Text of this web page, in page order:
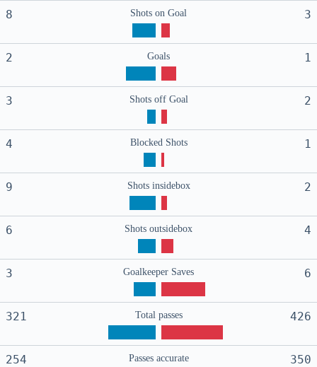
8 Shots on Goal 3
2 Goals 1
3 Shots off Goal 2
4 Blocked Shots 1
9 Shots insidebox 2
6 Shots outsidebox 4
3 Goalkeeper Saves 6
321 Total passes 426
254 Passes accurate 350